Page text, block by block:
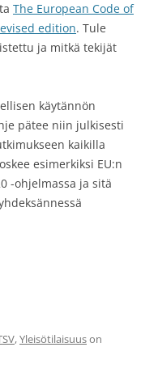
The European Code of
edition. Tule
ja mitkä tekijät
käytännön
pätee niin julkisesti
kaikilla
esimerkiksi EU:n
-ohjelmassa ja sitä
,Yleisötilaisuuson